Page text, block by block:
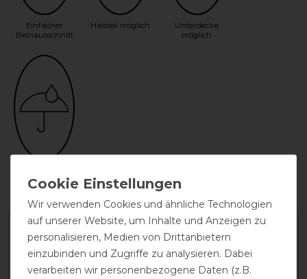
Einfacher
Beinausschnitt
Halsteil möglich
Unterdecke
möglich
Herstellergarantie
Wasch- und Pflegehinweis
Wir verwenden Cookies und ähnliche Technologien
auf unserer Website, um Inhalte und Anzeigen zu
personalisieren, Medien von Drittanbietern
einzubinden und Zugriffe zu analysieren. Dabei
verarbeiten wir personenbezogene Daten (z.B.